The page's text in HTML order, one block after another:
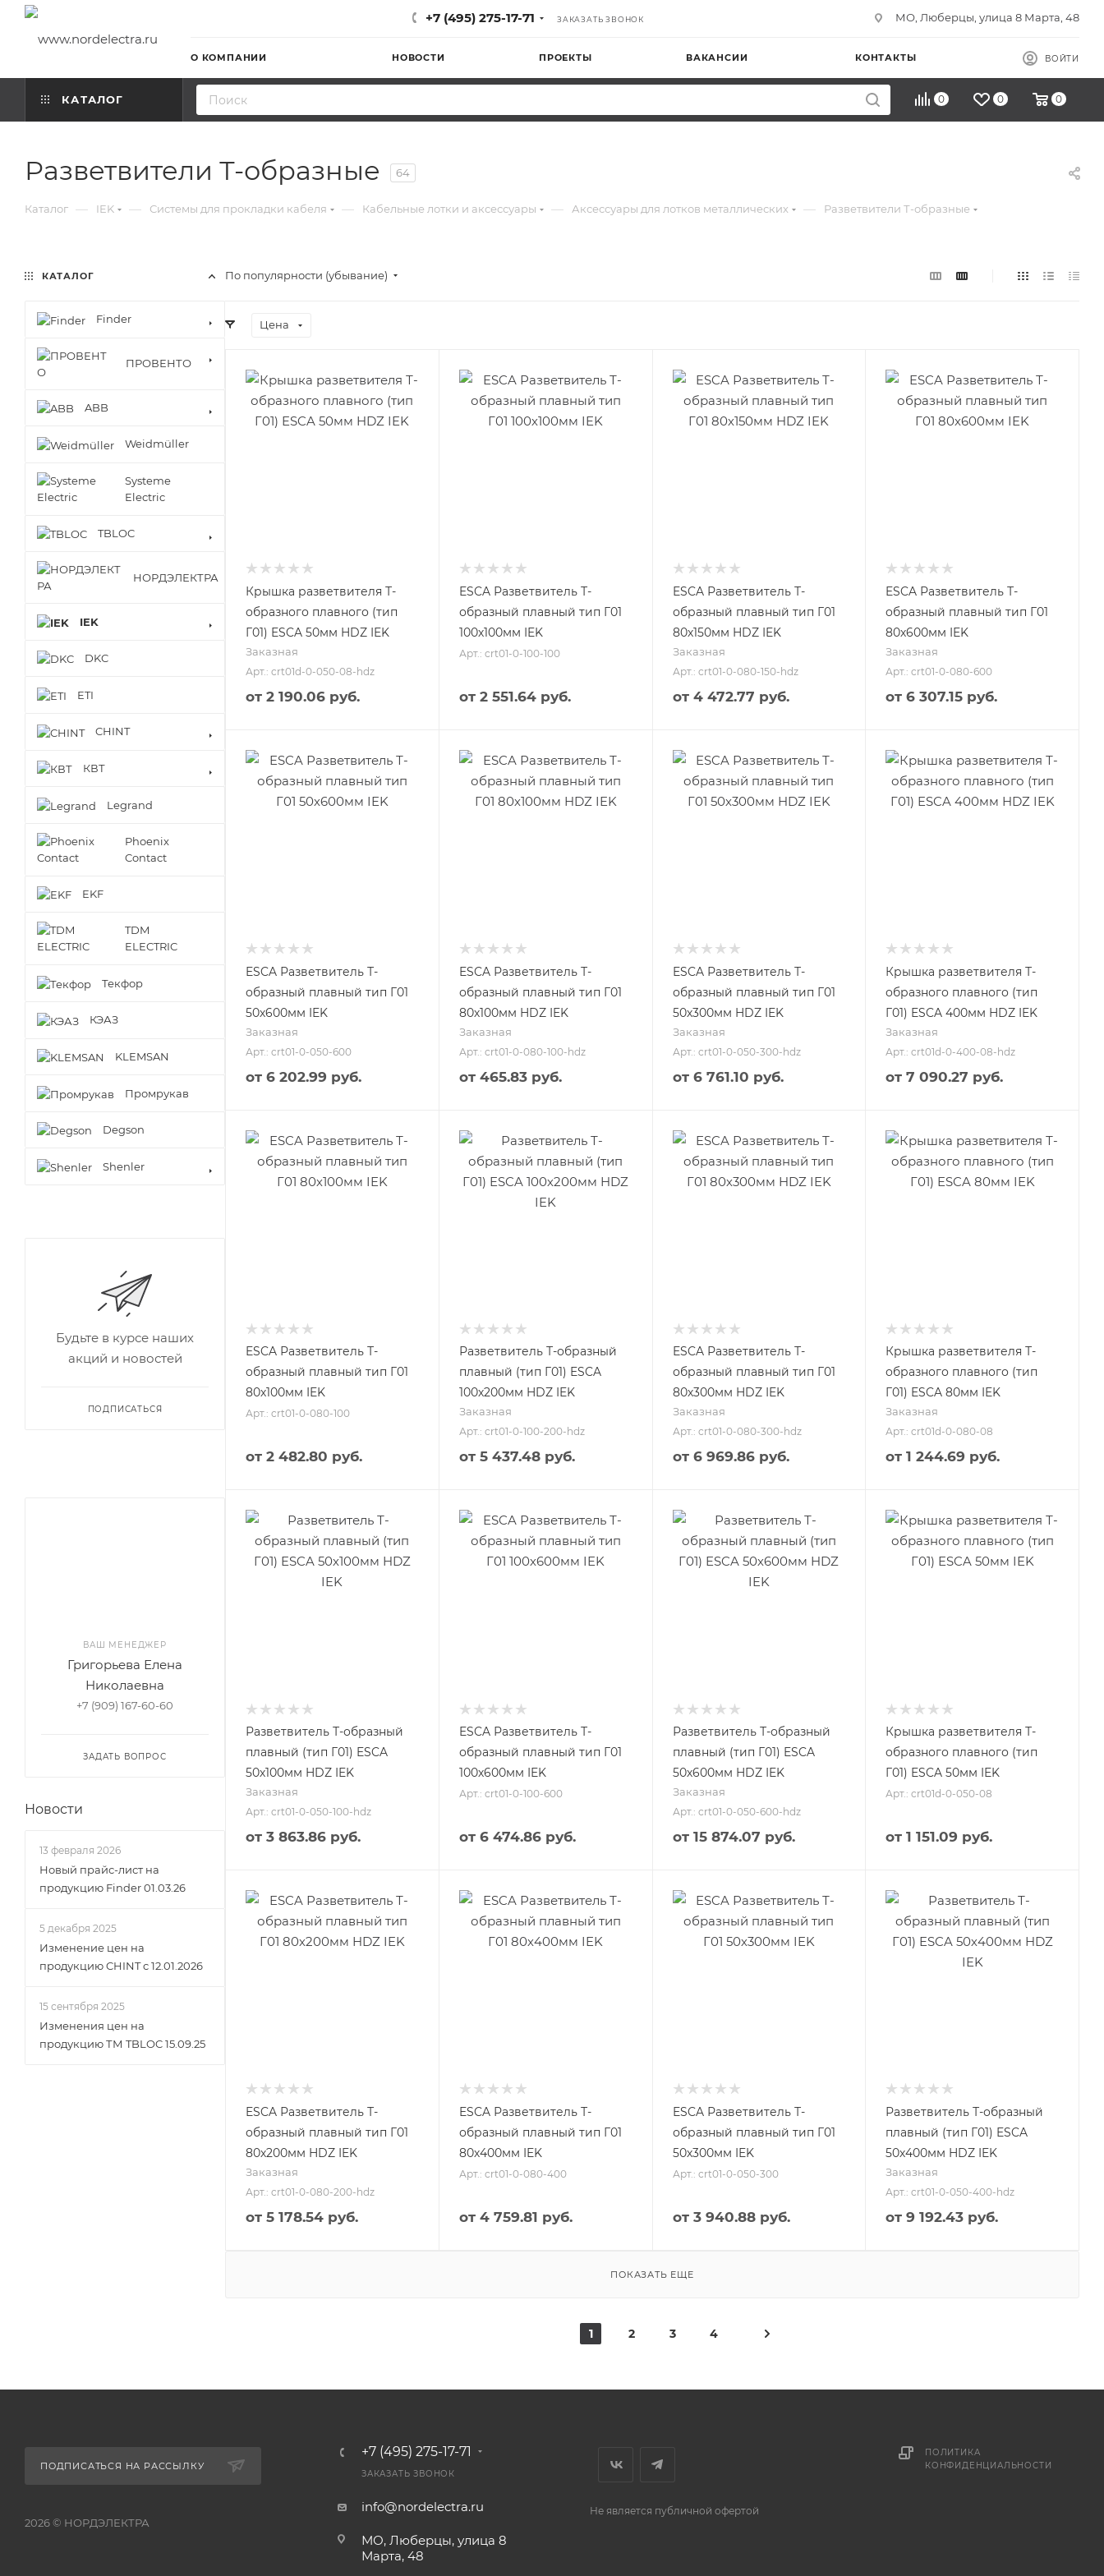
+7 (495) 275-17-71 ЗАКАЗАТЬ ЗВОНОК МО, Люберцы, улица 8 Марта, 48
О КОМПАНИИ НОВОСТИ ПРОЕКТЫ ВАКАНСИИ КОНТАКТЫ ВОЙТИ
КАТАЛОГ 0 0 0
Разветвители Т-образные 64
Каталог — IEK — Системы для прокладки кабеля — Кабельные лотки и аксессуары — Аксессуары для лотков металлических — Разветвители Т-образные
По популярности (убывание)
Цена
Крышка разветвителя Т-
образного плавного (тип
Г01) ESCA 50мм HDZ IEK
Заказная
Арт.: crt01d-0-050-08-hdz
от 2 190.06 руб.
ESCA Разветвитель Т-
образный плавный тип Г01
100х100мм IEK
Арт.: crt01-0-100-100
от 2 551.64 руб.
ESCA Разветвитель Т-
образный плавный тип Г01
80х150мм HDZ IEK
Заказная
Арт.: crt01-0-080-150-hdz
от 4 472.77 руб.
ESCA Разветвитель Т-
образный плавный тип Г01
80х600мм IEK
Заказная
Арт.: crt01-0-080-600
от6 307.15 руб.
ESCA Разветвитель Т-
образный плавный тип Г01
50х600мм IEK
Заказная
Арт.: crt01-0-050-600
от 6 202.99 руб.
ESCA Разветвитель Т-
образный плавный тип Г01
80х100мм HDZ IEK
Заказная
Арт.: crt01-0-080-100-hdz
от 465.83 руб.
ESCA Разветвитель Т-
образный плавный тип Г01
50х300мм HDZ IEK
Заказная
Арт.: crt01-0-050-300-hdz
от 6 761.10 руб.
Крышка разветвителя Т-
образного плавного (тип
Г01) ESCA 400мм HDZ IEK
Заказная
Арт.: crt01d-0-400-08-hdz
от7 090.27 руб.
ESCA Разветвитель Т-
образный плавный тип Г01
80х100мм IEK
Арт.: crt01-0-080-100
от 2 482.80 руб.
Разветвитель Т-образный
плавный (тип Г01) ESCA
100х200мм HDZ IEK
Заказная
Арт.: crt01-0-100-200-hdz
от 5 437.48 руб.
ESCA Разветвитель Т-
образный плавный тип Г01
80х300мм HDZ IEK
Заказная
Арт.: crt01-0-080-300-hdz
от 6 969.86 руб.
Крышка разветвителя Т-
образного плавного (тип
Г01) ESCA 80мм IEK
Заказная
Арт.: crt01d-0-080-08
от1 244.69 руб.
Разветвитель Т-образный
плавный (тип Г01) ESCA
50х100мм HDZ IEK
Заказная
Арт.: crt01-0-050-100-hdz
от 3 863.86 руб.
ESCA Разветвитель Т-
образный плавный тип Г01
100х600мм IEK
Арт.: crt01-0-100-600
от 6 474.86 руб.
Разветвитель Т-образный
плавный (тип Г01) ESCA
50х600мм HDZ IEK
Заказная
Арт.: crt01-0-050-600-hdz
от 15 874.07 руб.
Крышка разветвителя Т-
образного плавного (тип
Г01) ESCA 50мм IEK
Арт.: crt01d-0-050-08
от1 151.09 руб.
ESCA Разветвитель Т-
образный плавный тип Г01
80х200мм HDZ IEK
Заказная
Арт.: crt01-0-080-200-hdz
от 5 178.54 руб.
ESCA Разветвитель Т-
образный плавный тип Г01
80х400мм IEK
Арт.: crt01-0-080-400
от 4 759.81 руб.
ESCA Разветвитель Т-
образный плавный тип Г01
50х300мм IEK
Арт.: crt01-0-050-300
от 3 940.88 руб.
Разветвитель Т-образный
плавный (тип Г01) ESCA
50х400мм HDZ IEK
Заказная
Арт.: crt01-0-050-400-hdz
от9 192.43 руб.
ПОКАЗАТЬ ЕЩЕ
1 2 3 4
КАТАЛОГ
Finder
ПРОВЕНТО
ABB
Weidmüller
Systeme
Electric
TBLOC
НОРДЭЛЕКТРА
IEK
DKC
ETI
CHINT
КВТ
Legrand
Phoenix
Contact
EKF
TDM
ELECTRIC
Текфор
КЭАЗ
KLEMSAN
Промрукав
Degson
Shenler
Будьте в курсе наших
акций и новостей
ПОДПИСАТЬСЯ
ВАШ МЕНЕДЖЕР
Григорьева Елена
Николаевна
+7 (909) 167-60-60
ЗАДАТЬ ВОПРОС
Новости
13 февраля 2026
Новый прайс-лист на
продукцию Finder 01.03.26
5 декабря 2025
Изменение цен на
продукцию CHINT c 12.01.2026
15 сентября 2025
Изменения цен на
продукцию ТМ TBLOC 15.09.25
ПОДПИСАТЬСЯ НА РАССЫЛКУ
2026 © НОРДЭЛЕКТРА
+7 (495) 275-17-71
ЗАКАЗАТЬ ЗВОНОК
info@nordelectra.ru
МО, Люберцы, улица 8
Марта, 48
Не является публичной офертой
ПОЛИТИКА
КОНФИДЕНЦИАЛЬНОСТИ